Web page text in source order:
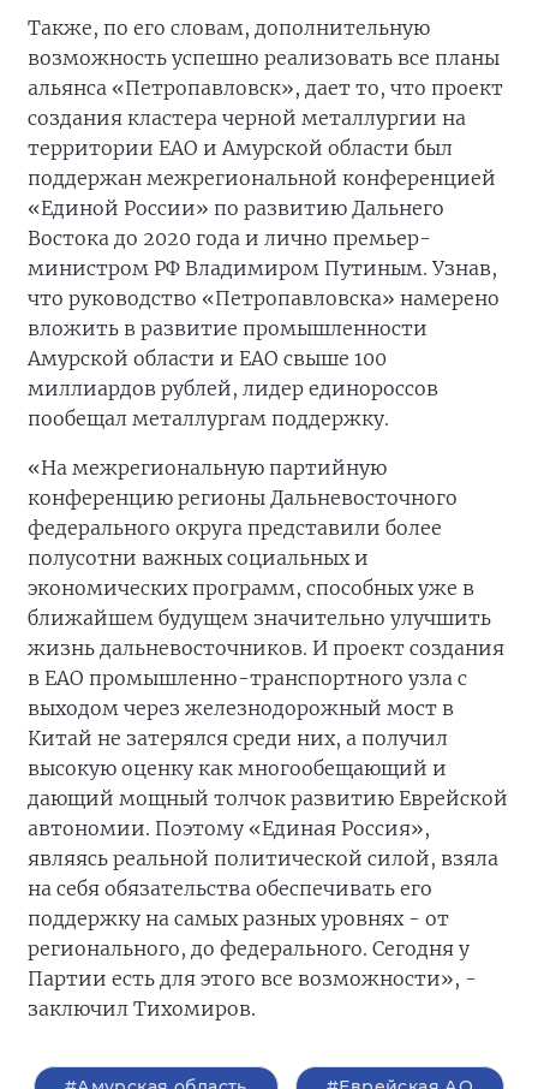
Также, по его словам, дополнительную
возможность успешно реализовать все планы
альянса «Петропавловск», дает то, что проект
создания кластера черной металлургии на
территории ЕАО и Амурской области был
поддержан межрегиональной конференцией
«Единой России» по развитию Дальнего
Востока до 2020 года и лично премьер-
министром РФ Владимиром Путиным. Узнав,
что руководство «Петропавловска» намерено
вложить в развитие промышленности
Амурской области и ЕАО свыше 100
миллиардов рублей, лидер единороссов
пообещал металлургам поддержку.
«На межрегиональную партийную
конференцию регионы Дальневосточного
федерального округа представили более
полусотни важных социальных и
экономических программ, способных уже в
ближайшем будущем значительно улучшить
жизнь дальневосточников. И проект создания
в ЕАО промышленно-транспортного узла с
выходом через железнодорожный мост в
Китай не затерялся среди них, а получил
высокую оценку как многообещающий и
дающий мощный толчок развитию Еврейской
автономии. Поэтому «Единая Россия»,
являясь реальной политической силой, взяла
на себя обязательства обеспечивать его
поддержку на самых разных уровнях - от
регионального, до федерального. Сегодня у
Партии есть для этого все возможности», -
заключил Тихомиров.